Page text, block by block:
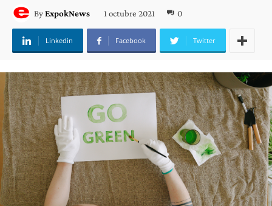
ByExpokNews 1 octubre 2021 0
Linkedin Facebook Twitter